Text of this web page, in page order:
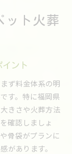
ット火葬
ント
ず料金体系の明
す。特に福岡県
きさや火葬方法
確認しましょ
骨袋がプランに
があります。